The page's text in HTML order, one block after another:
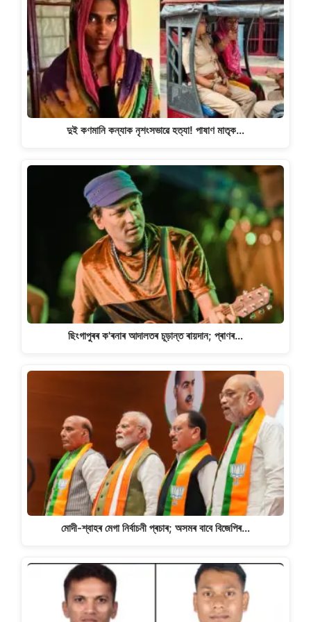
দুই কণমানি কন্যাক নৃশংসভাৱে হত্যা! পাষাণ মাতৃক…
ছিংগাপুৰৰ ক'ৰনাৰ আদালতৰ চূড়ান্ত ৰায়দান; প্ৰাণৰ…
মোদী-শ্বাহৰ মেগা নিৰ্বাচনী প্ৰচাৰ; অসমৰ বাবে বিজেপিৰ…